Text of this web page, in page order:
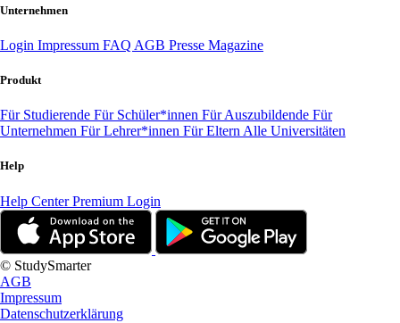
Unternehmen
Login Impressum FAQ AGB Presse Magazine
Produkt
Für Studierende Für Schüler*innen Für Auszubildende Für
Unternehmen Für Lehrer*innen Für Eltern Alle Universitäten
Help
Help CenterPremium Login
© StudySmarter
AGB
Impressum
Datenschutzerklärung